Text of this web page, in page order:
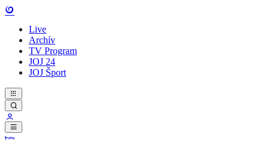
Live
Archív
TV Program
JOJ 24
JOJ Šport